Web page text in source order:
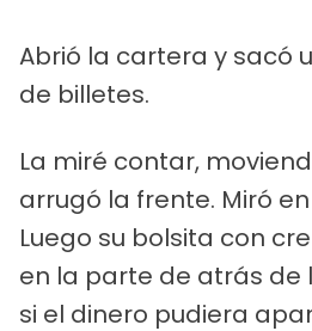
Abrió la cartera y sacó
de billetes.
La miré contar,
arrugó la frente. Miró
Luego su bolsita con
en la parte de atrás de
si el dinero pudiera